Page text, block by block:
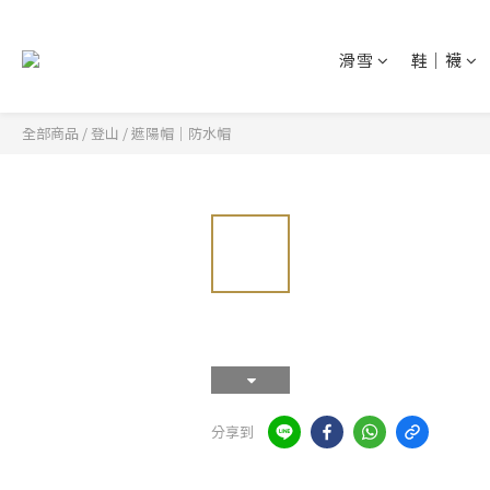
滑雪 鞋│襪
全部商品 / 登山 /遮陽帽│防水帽
分享到